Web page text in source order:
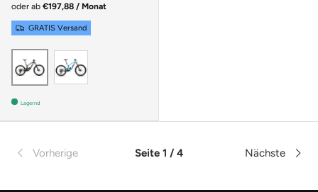
oder ab €197,88 / Monat
GRATIS Versand
MATTE METALLIC EARTH
Lagernd
Vorherige Seite 1 / 4 Nächste